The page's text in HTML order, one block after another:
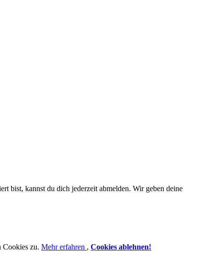
bist, kannst du dich jederzeit abmelden. Wir geben deine
Cookies zu. Mehr erfahren , Cookies ablehnen!